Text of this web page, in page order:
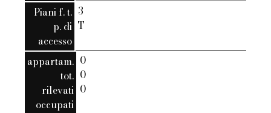
Piani f. t.
p. di
accesso
3
T
appartam.
tot.
rilevati
occupati
0
0
0